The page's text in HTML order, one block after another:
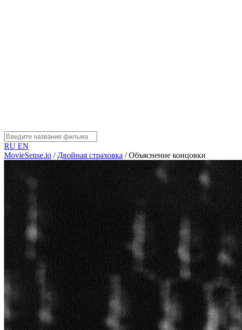
RU EN
MovieSense.io / Двойная страховка / Объяснение концовки